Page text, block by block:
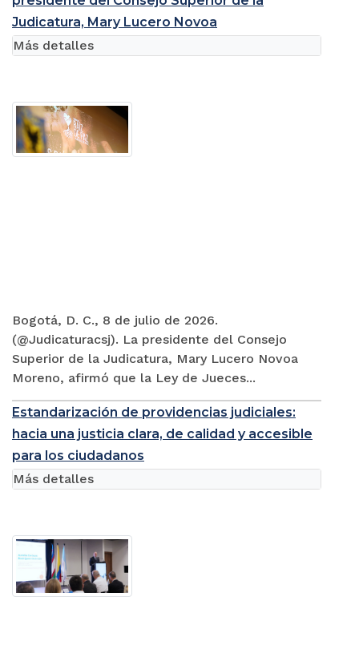
Judicatura, Mary Lucero Novoa
Bogotá, D. C., 8 de julio de 2026.
(@Judicaturacsj). La presidente del Consejo
Superior de la Judicatura, Mary Lucero Novoa
Moreno, afirmó que la Ley de Jueces...
Más detalles
Estandarización de providencias judiciales:
hacia una justicia clara, de calidad y accesible
para los ciudadanos
Más detalles